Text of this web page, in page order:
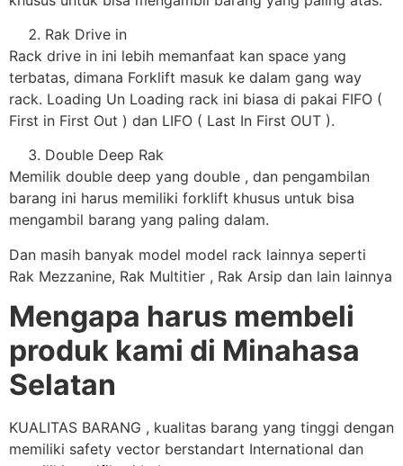
Rak Drive in
Rack drive in ini lebih memanfaat kan space yang
terbatas, dimana Forklift masuk ke dalam gang way
rack. Loading Un Loading rack ini biasa di pakai FIFO (
First in First Out ) dan LIFO ( Last In First OUT ).
Double Deep Rak
Memilik double deep yang double , dan pengambilan
barang ini harus memiliki forklift khusus untuk bisa
mengambil barang yang paling dalam.
Dan masih banyak model model rack lainnya seperti
Rak Mezzanine, Rak Multitier , Rak Arsip dan lain lainnya
Mengapa harus membeli
produk kami di Minahasa
Selatan
KUALITAS BARANG , kualitas barang yang tinggi dengan
memiliki safety vector berstandart International dan